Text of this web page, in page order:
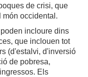
de crisi, que
món occidental.
incloure dins
que inclouen tot
(d'estalvi, d'inversió
de pobresa,
Els